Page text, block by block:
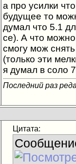
а про усилки
будущее то
думал что 5.1
се). А что
смогу мож
(только эти
я думал в соло
Последний раз
Цитата: